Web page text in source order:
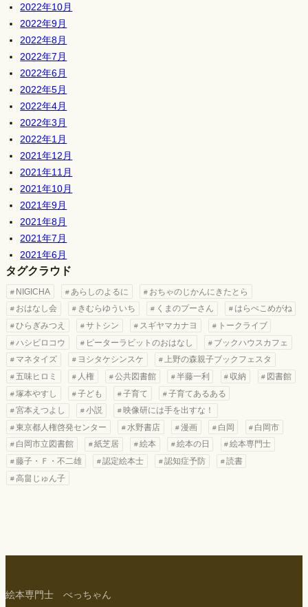
2022年10月
2022年9月
2022年8月
2022年7月
2022年6月
2022年5月
2022年4月
2022年3月
2022年1月
2021年12月
2021年11月
2021年10月
2021年9月
2021年8月
2021年7月
2021年6月
タグクラウド
NIGICHA あらしのよるに
おちゃのじかんにきたとら
おはなし会
きむらゆういち くまのプーさん
はらぺこめがね
ひらぎみつえ
サトシン スギヤマカナヨ
トークライブ
ハシビロコウ
ピーターラビットのおはなし
ブックハウスカフェ
マネタイズ
ヨシタケシンスケ
上野の森親子ブックフェスタ
五味ヒロミ
人権 公共図書館 半藤一利 収納
図書館
塚本やすし
子ども 子育て
子育てあるある
宮本えつよし
小説
映像研には手を出すな！
東京都人権啓発センター
水野書店 漫画 白岡
白岡市
白岡市立図書館
紙芝居 絵本 絵本の日
絵本専門士
藤子・Ｆ・不二雄
認定絵本士 認知症予防
読書
高畠じゅん子
絵本専門士 べっちゃん